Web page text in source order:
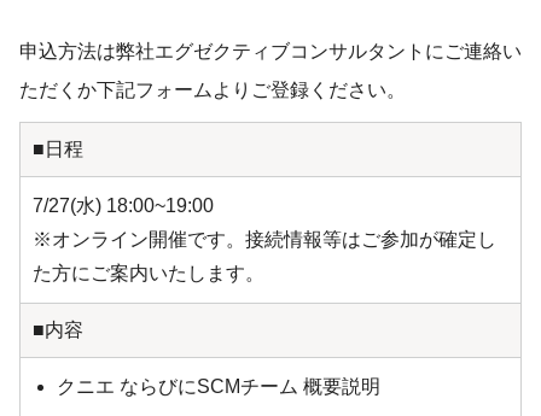
申込方法は弊社エグゼクティブコンサルタントにご連絡い
ただくか下記フォームよりご登録ください。
■日程
7/27(水) 18:00~19:00
※オンライン開催です。接続情報等はご参加が確定し
た方にご案内いたします。
■内容
クニエ ならびにSCMチーム 概要説明